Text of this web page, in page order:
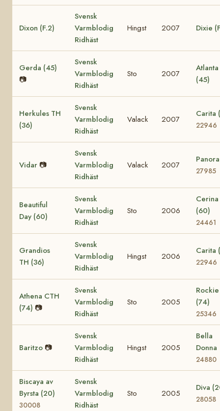
Dixon (F.2)
Svensk
Varmblodig
Ridhäst
Hingst 2007 Dixie
Gerda (45)
📷
Svensk
Varmblodig
Ridhäst
Sto 2007
Atlanta
(45)
Herkules TH
(36)
Svensk
Varmblodig
Ridhäst
Valack 2007
Carita
22946
Vidar 📷
Svensk
Varmblodig
Ridhäst
Valack 2007
27985
Beautiful
Day (60)
Svensk
Varmblodig
Ridhäst
Sto 2006
Cerina
(60)
24461
Grandios
TH (36)
Svensk
Varmblodig
Ridhäst
Hingst 2006
Carita
22946
Athena CTH
(74) 📷
Svensk
Varmblodig
Ridhäst
Sto 2005
Rockie
(74)
25346
Baritzo 📷
Svensk
Varmblodig
Ridhäst
Hingst 2005
Bella
Donna
24880
Biscaya av
Byrsta (20)
30008
Svensk
Varmblodig
Ridhäst
Sto 2005
Diva
28058